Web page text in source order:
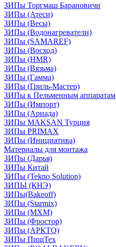
ЗИПы Торгмаш Барановичи
ЗИПы (Атеси)
ЗИПы (Весы)
ЗИПы (Водонагреватели)
ЗИПы (SAMAREF)
ЗИПы (Восход)
ЗИПы (HMR)
ЗИПы (Вязьма)
ЗИПы (Гамма)
ЗИПы (Гриль-Мастер)
ЗИПы к Пельменным аппаратам
ЗИПы (Импорт)
ЗИПы (Ариада)
ЗИПы MAKSAN Турция
ЗИПы PRIMAX
ЗИПы (Инициатива)
Материалы для монтажа
ЗИПы (Дарья)
ЗИПы Китай
ЗИПы (Tekno Solution)
ЗИПЫ (КНЭ)
ЗИПы(Bakeoff)
ЗИПы (Starmix)
ЗИПы (МХМ)
ЗИПы (Фростор)
ЗИПы (АРКТО)
ЗИПы ПищТех